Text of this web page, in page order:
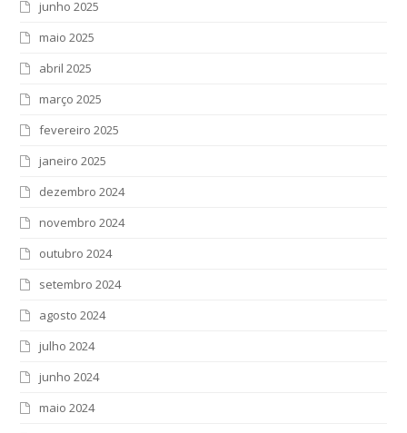
junho 2025
maio 2025
abril 2025
março 2025
fevereiro 2025
janeiro 2025
dezembro 2024
novembro 2024
outubro 2024
setembro 2024
agosto 2024
julho 2024
junho 2024
maio 2024